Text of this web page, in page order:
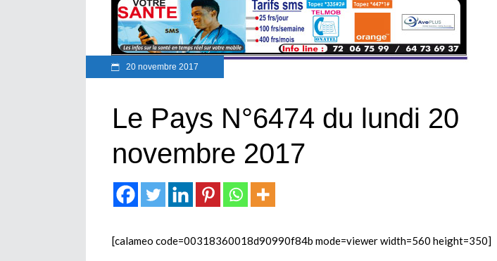
20 novembre 2017
Le Pays N°6474 du lundi 20
novembre 2017
[calameo code=00318360018d90990f84b mode=viewer width=560 height=350]